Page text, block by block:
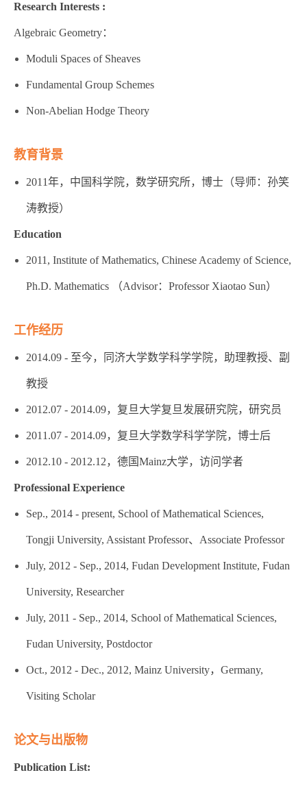
Research Interests :
Algebraic Geometry：
Moduli Spaces of Sheaves
Fundamental Group Schemes
Non-Abelian Hodge Theory
教育背景
2011年，中国科学院，数学研究所，博士（导师：孙笑
涛教授）
Education
2011, Institute of Mathematics, Chinese Academy of Science,
Ph.D. Mathematics （Advisor：Professor Xiaotao Sun）
工作经历
2014.09 - 至今，同济大学数学科学学院，助理教授、副
教授
2012.07 - 2014.09，复旦大学复旦发展研究院，研究员
2011.07 - 2014.09，复旦大学数学科学学院，博士后
2012.10 - 2012.12，德国Mainz大学，访问学者
Professional Experience
Sep., 2014 - present, School of Mathematical Sciences,
Tongji University, Assistant Professor、Associate Professor
July, 2012 - Sep., 2014, Fudan Development Institute, Fudan
University, Researcher
July, 2011 - Sep., 2014, School of Mathematical Sciences,
Fudan University, Postdoctor
Oct., 2012 - Dec., 2012, Mainz University，Germany,
Visiting Scholar
论文与出版物
Publication List: